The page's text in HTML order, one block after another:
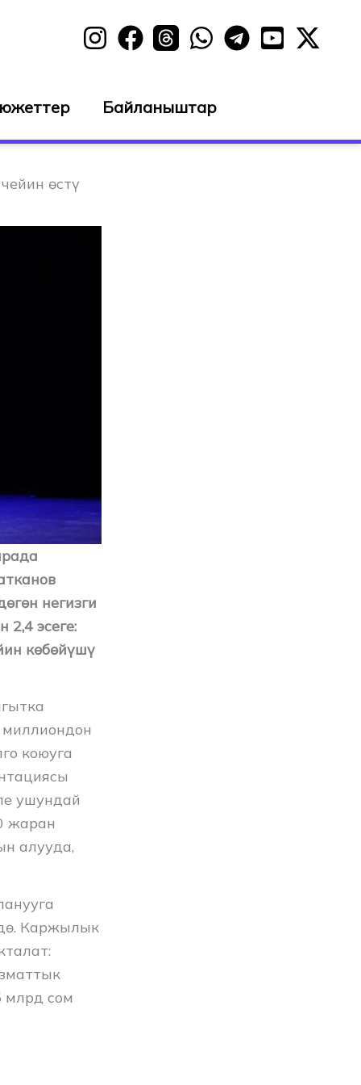
Байланыштар
өстү
негизги
эсеге:
көбөйүшү
коюуга
ушундай
жаран
алууда,
Каржылык
млрд сом